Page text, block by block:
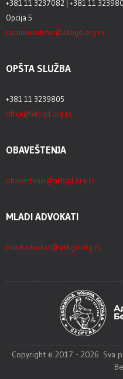
+381 11 3237082 | +381 11
Opcija 5
racunovodstvo@akbgd.org.rs
OPŠTA SLUŽBA
+381 11 3239805
office@akbgd.org.rs
OBAVEŠTENJA
obavestenje@akbgd.org.rs
MLADI ADVOKATI
mladiadvokati@akbgd.org.rs
Copyright © 2017 - 2026. Sva